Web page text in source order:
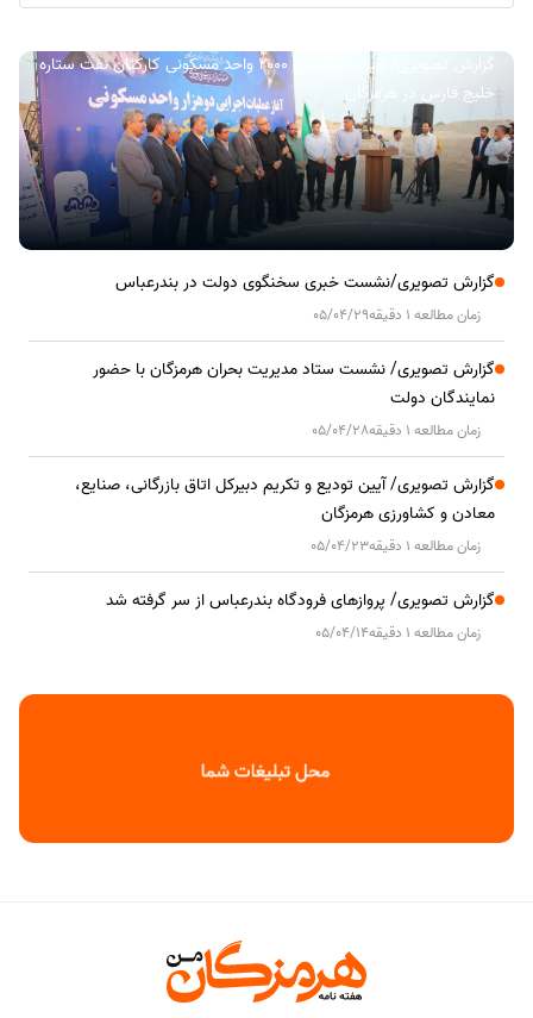
گزارش تصویری/ آیین کلنگ زنی ۲۰۰۰ واحد مسکونی کارکنان نفت ستاره
خلیج فارس در هرمزگان
گزارش تصویری/نشست خبری سخنگوی دولت در بندرعباس
زمان مطالعه 1 دقیقه 05/04/29
گزارش تصویری/ نشست ستاد مدیریت بحران هرمزگان با حضور
نمایندگان دولت
زمان مطالعه 1 دقیقه 05/04/28
گزارش تصویری/ آیین تودیع و تکریم دبیرکل اتاق بازرگانی، صنایع،
معادن و کشاورزی هرمزگان
زمان مطالعه 1 دقیقه 05/04/23
گزارش تصویری/ پروازهای فرودگاه بندرعباس از سر گرفته شد
زمان مطالعه 1 دقیقه 05/04/14